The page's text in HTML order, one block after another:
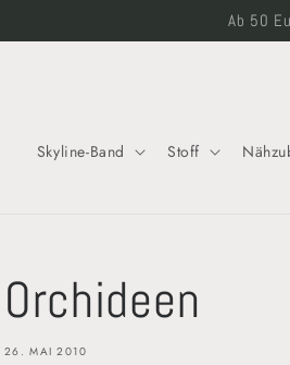
Skyline-Band Stoff
Orchideen
26. MAI 2010